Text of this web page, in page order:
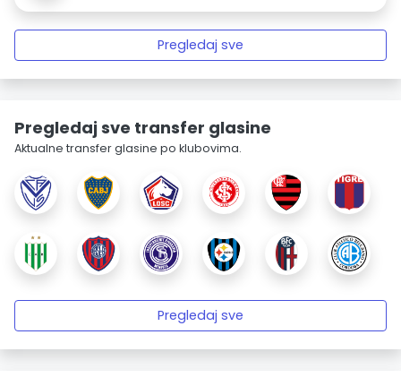
Pregledaj sve
Pregledaj sve transfer glasine
Aktualne transfer glasine po klubovima.
Pregledaj sve